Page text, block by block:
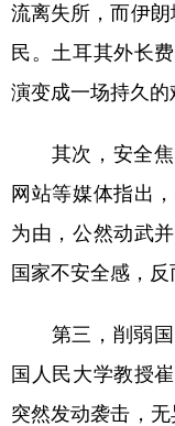
流离失所，而伊
民。土耳其外长
演变成一场持久的
其次，安全焦
网站等媒体指出
为由，公然动武
国家不安全感，反
第三，削弱国
国人民大学教授
突然发动袭击，无